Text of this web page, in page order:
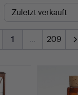
1 … 209